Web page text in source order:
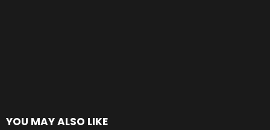
YOU MAY ALSO LIKE